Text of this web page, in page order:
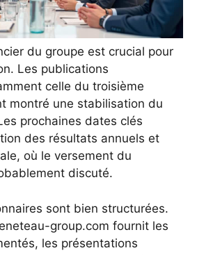
du groupe est crucial pour
Les publications
celle du troisième
montré une stabilisation du
prochaines dates clés
des résultats annuels et
où le versement du
discuté.
sont bien structurées.
group.com fournit les
les présentations